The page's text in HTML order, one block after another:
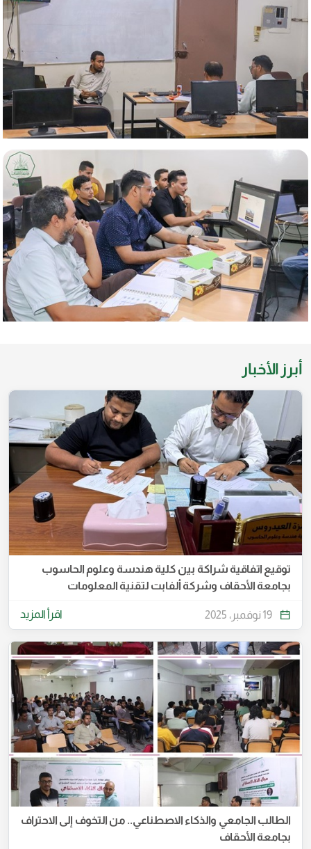
أبرز الأخبار
توقيع اتفاقية شراكة بين كلية هندسة وعلوم الحاسوب
بجامعة الأحقاف وشركة ألفابت لتقنية المعلومات
19 نوفمبر، 2025 اقرأ المزيد
الطالب الجامعي والذكاء الاصطناعي.. من التخوف إلى الاحتراف
بجامعة الأحقاف